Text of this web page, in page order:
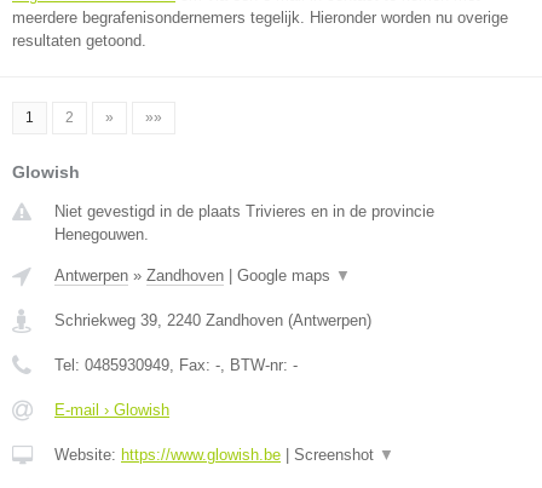
meerdere begrafenisondernemers tegelijk. Hieronder worden nu overige
resultaten getoond.
1 2 » »»
Glowish
Niet gevestigd in de plaats Trivieres en in de provincie
Henegouwen.
Antwerpen » Zandhoven Google maps ▼
Schriekweg 39, 2240 Zandhoven (Antwerpen)
Tel: 0485930949, Fax: -, BTW-nr: -
E-mail › Glowish
Website: https://www.glowish.be Screenshot ▼